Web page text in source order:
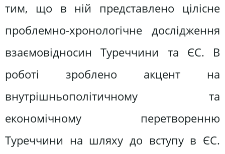
тим, що в ній представлено цілісне
проблемно-хронологічне дослідження
взаємовідносин Туреччини та ЄС. В
роботі зроблено акцент на
внутрішньополітичному та
економічному перетворенню
Туреччини на шляху до вступу в ЄС.